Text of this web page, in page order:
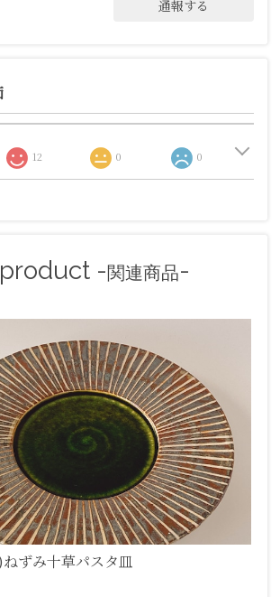
通報する
12 0 0
-関連商品-
ずみ十草パスタ皿